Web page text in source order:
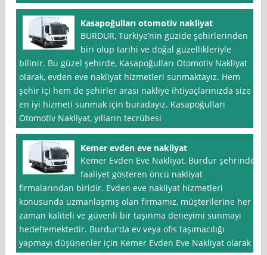
Kasapoğulları otomotiv nakliyat
BURDUR, Türkiye’nin güzide şehirlerinden
biri olup tarihi ve doğal güzellikleriyle
bilinir. Bu güzel şehirde, Kasapoğulları Otomotiv Nakliyat
olarak, evden eve nakliyat hizmetleri sunmaktayız. Hem
şehir içi hem de şehirler arası nakliye ihtiyaçlarınızda size
en iyi hizmeti sunmak için buradayız. Kasapoğulları
Otomotiv Nakliyat, yılların tecrübesi
Kemer evden eve nakliyat
Kemer Evden Eve Nakliyat, Burdur şehrinde
faaliyet gösteren öncü nakliyat
firmalarından biridir. Evden eve nakliyat hizmetleri
konusunda uzmanlaşmış olan firmamız, müşterilerine her
zaman kaliteli ve güvenli bir taşınma deneyimi sunmayı
hedeflemektedir. Burdur’da ev veya ofis taşımacılığı
yapmayı düşünenler için Kemer Evden Eve Nakliyat olarak